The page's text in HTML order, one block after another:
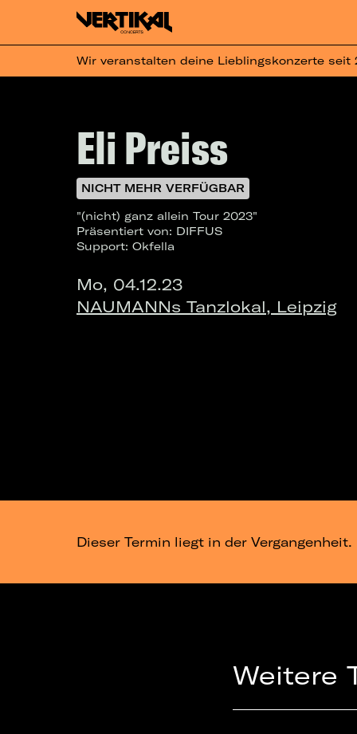
Wir veranstalten deine Lieblingskonzerte seit
Eli Preiss
NICHT MEHR VERFÜGBAR
"(nicht) ganz allein Tour 2023"
Präsentiert von: DIFFUS
Support: Okfella
Mo, 04.12.23
NAUMANNs Tanzlokal, Leipzig
Dieser Termin liegt in der Vergangenheit.
Weitere